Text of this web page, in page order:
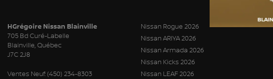
HGrégoire Nissan Blainville
705 Bd Curé-Labelle
Blainville,Québec
J7C 2J8
Ventes Neuf: (450) 234-8303
Nissan Rogue 2026
Nissan ARIYA 2026
Nissan Armada 2026
Nissan Kicks 2026
Nissan LEAF 2026